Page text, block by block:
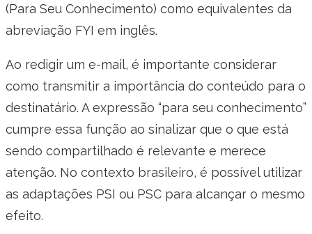
(Para Seu Conhecimento) como equivalentes da
abreviação FYI em inglês.
Ao redigir um e-mail, é importante considerar
como transmitir a importância do conteúdo para o
destinatário. A expressão “para seu conhecimento”
cumpre essa função ao sinalizar que o que está
sendo compartilhado é relevante e merece
atenção. No contexto brasileiro, é possível utilizar
as adaptações PSI ou PSC para alcançar o mesmo
efeito.